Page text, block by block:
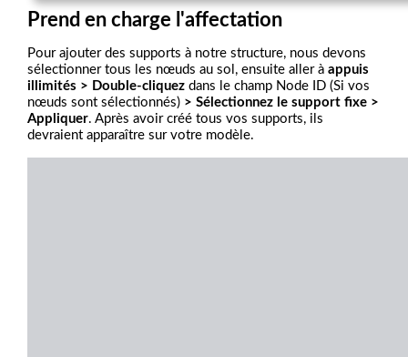
Prend en charge l'affectation
Pour ajouter des supports à notre structure, nous devons
sélectionner tous les nœuds au sol, ensuite aller à appuis
illimités > Double-cliquez dans le champ Node ID (Si vos
nœuds sont sélectionnés) > Sélectionnez le support fixe >
Appliquer. Après avoir créé tous vos supports, ils
devraient apparaître sur votre modèle.